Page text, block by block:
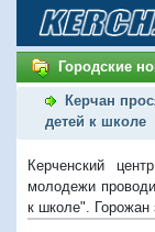
Городские
Керчан
детей к школе
Керченский
молодежи
к школе". Горожан